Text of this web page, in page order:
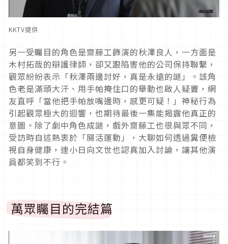
KKTV提供
另一受矚目的角色是齋藤工飾演的秋澤良人， 一方面是
木村拓哉的辯護律師，卻又跟陷害他的公司保持聯繫，
觀眾紛紛表示「秋澤兩邊討好，真是永遠的謎」。 該角
色老是滿頭大汗、用手帕掩住口的舉動也啟人疑竇，網
友直呼「當他把手帕放嘴邊時，感更可疑！」神秘行為
引起觀眾極大的迴響， 也期待最後一集能揭露他真正的
意圖。除了劇中角色成謎，戲外齋藤工也很與眾不同，
受訪時自述熱衷於「腸活運動」， 大聊如何透過糞便檢
視自身健康，連小日向文世也認真加入討論， 讓其他演
員都笑到不行。
萬眾矚目的完結篇